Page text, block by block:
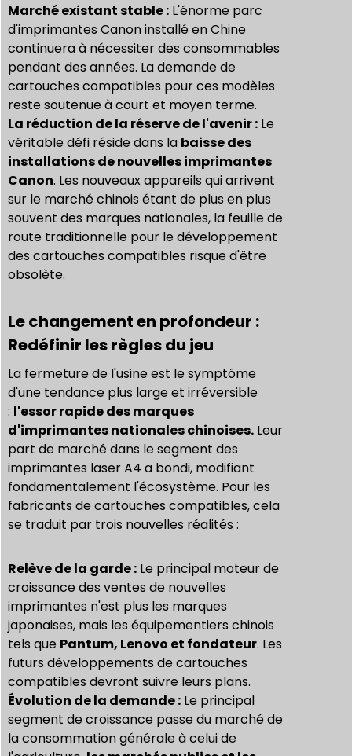
Marché existant stable : L'énorme parc
d'imprimantes Canon installé en Chine
continuera à nécessiter des consommables
pendant des années. La demande de
cartouches compatibles pour ces modèles
reste soutenue à court et moyen terme.
La réduction de la réserve de l'avenir : Le
véritable défi réside dans la baisse des
installations de nouvelles imprimantes
Canon. Les nouveaux appareils qui arrivent
sur le marché chinois étant de plus en plus
souvent des marques nationales, la feuille de
route traditionnelle pour le développement
des cartouches compatibles risque d'être
obsolète.
Le changement en profondeur :
Redéfinir les règles du jeu
La fermeture de l'usine est le symptôme
d'une tendance plus large et irréversible
: l'essor rapide des marques
d'imprimantes nationales chinoises. Leur
part de marché dans le segment des
imprimantes laser A4 a bondi, modifiant
fondamentalement l'écosystème. Pour les
fabricants de cartouches compatibles, cela
se traduit par trois nouvelles réalités :
Relève de la garde : Le principal moteur de
croissance des ventes de nouvelles
imprimantes n'est plus les marques
japonaises, mais les équipementiers chinois
tels que Pantum, Lenovo et fondateur. Les
futurs développements de cartouches
compatibles devront suivre leurs plans.
Évolution de la demande : Le principal
segment de croissance passe du marché de
la consommation générale à celui de